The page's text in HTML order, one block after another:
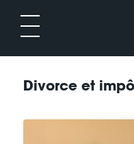
Divorce et